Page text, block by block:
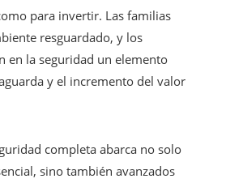
para invertir. Las familias
resguardado, y los
en la seguridad un elemento
y el incremento del valor
completa abarca no solo
sino también avanzados